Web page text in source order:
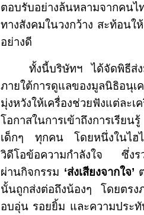
ตอบรับอย่างล้นหลามจากคน
ทางสังคมในวงกว้าง สะท้อนใ
อย่างดี
ทั้งนี้บริษัทฯ ได้จัดพิธีส่ง
ภายใต้การดูแลของมูลนิธิอนุ
มุ่งหวังให้เครื่องช่วยฟังแต่ละ
โอกาสในการเข้าถึงการเรี
เด็กๆ ทุกคน โดยหนึ่งในไฮไ
วิดีโอข้อความกำลังใจ ซึ่งรว
ผ่านกิจกรรม ‘ส่งเสียงจากใจ’
นั้นถูกส่งต่อถึงน้องๆ โดยตรง
อบอุ่น รอยยิ้ม และความประทั